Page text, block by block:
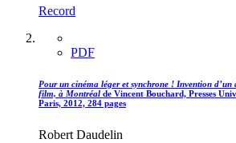
Record
PDF
Pour un cinéma léger et synchrone ! Invention
film, à Montréal de Vincent Bouchard, Presses
Paris, 2012, 284 pages
Robert Daudelin